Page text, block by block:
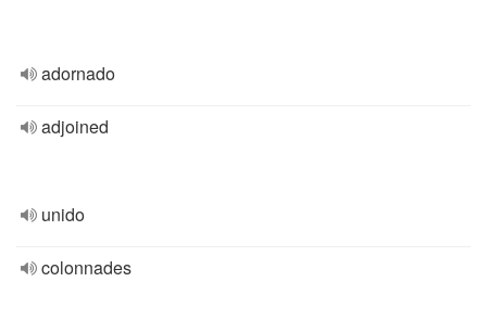
adornado
adjoined
unido
colonnades